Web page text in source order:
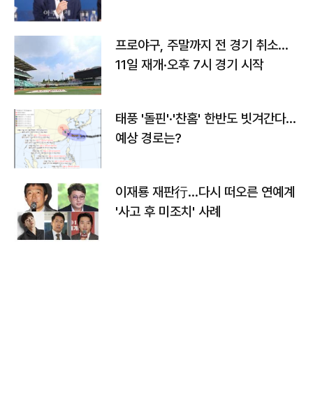
프로야구, 주말까지 전 경기 취소…
11일 재개·오후 7시 경기 시작
태풍 '돌핀'·'찬홈' 한반도 빗겨간다…
예상 경로는?
이재룡 재판行…다시 떠오른 연예계
'사고 후 미조치' 사례